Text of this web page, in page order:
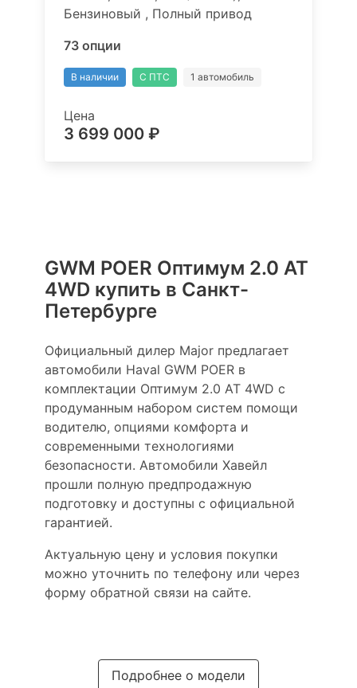
Бензиновый , Полный привод
73 опции
В наличии С ПТС 1 автомобиль
Цена
3 699 000 ₽
GWM POER Оптимум 2.0 AT
4WD купить в Санкт-
Петербурге
Официальный дилер Major предлагает
автомобили Haval GWM POER в
комплектации Оптимум 2.0 AT 4WD с
продуманным набором систем помощи
водителю, опциями комфорта и
современными технологиями
безопасности. Автомобили Хавейл
прошли полную предпродажную
подготовку и доступны с официальной
гарантией.
Актуальную цену и условия покупки
можно уточнить по телефону или через
форму обратной связи на сайте.
Подробнее о модели